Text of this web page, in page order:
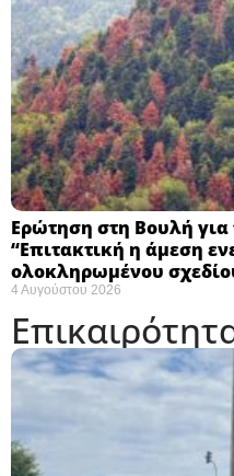
Ερώτηση στη Βουλή για
“Eπιτακτική η άμεση
ολοκληρωμένου
4 Αυγούστου 2026